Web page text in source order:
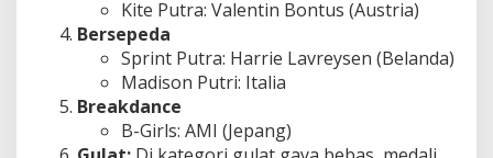
Kite Putra: Valentin Bontus (Austria)
Bersepeda
Sprint Putra: Harrie Lavreysen (Belanda)
Madison Putri: Italia
Breakdance
B-Girls: AMI (Jepang)